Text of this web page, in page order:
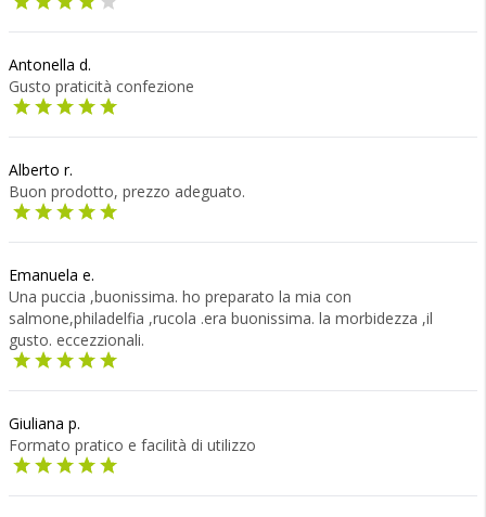
Antonella d.
Gusto praticità confezione
Alberto r.
Buon prodotto, prezzo adeguato.
Emanuela e.
Una puccia ,buonissima. ho preparato la mia con
salmone,philadelfia ,rucola .era buonissima. la morbidezza ,il
gusto. eccezzionali.
Giuliana p.
Formato pratico e facilità di utilizzo